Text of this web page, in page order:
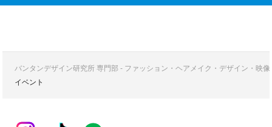
バンタンデザイン研究所 専門部 - ファッション・ヘアメイク・デザイン・映
イベント